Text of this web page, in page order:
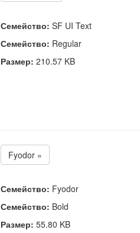
Семейство: SF UI Text
Семейство: Regular
Размер: 210.57 KB
Fyodor »
Семейство: Fyodor
Семейство: Bold
Размер: 55.80 KB